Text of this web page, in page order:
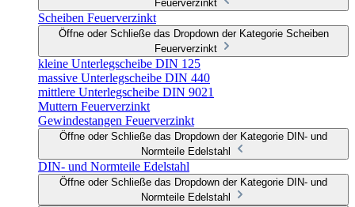
Feuerverzinkt
Scheiben Feuerverzinkt
Öffne oder Schließe das Dropdown der Kategorie Scheiben
Feuerverzinkt
kleine Unterlegscheibe DIN 125
massive Unterlegscheibe DIN 440
mittlere Unterlegscheibe DIN 9021
Muttern Feuerverzinkt
Gewindestangen Feuerverzinkt
Öffne oder Schließe das Dropdown der Kategorie DIN- und
Normteile Edelstahl
DIN- und Normteile Edelstahl
Öffne oder Schließe das Dropdown der Kategorie DIN- und
Normteile Edelstahl